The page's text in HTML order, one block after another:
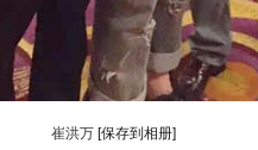
崔洪万 [保存到相册]